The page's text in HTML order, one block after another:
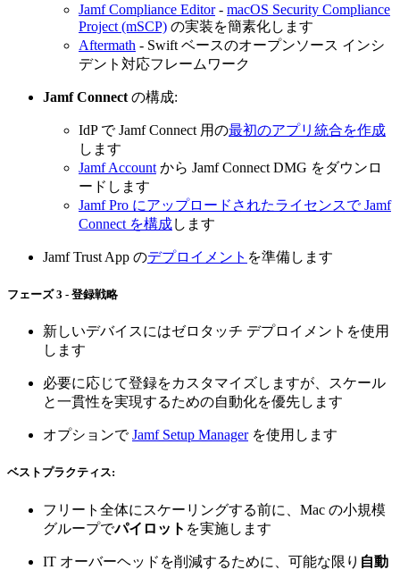
Jamf Compliance Editor- macOS Security Compliance
Project (mSCP) の実装を簡素化します
Aftermath - Swift ベースのオープンソース インシ
デント対応フレームワーク
Jamf Connect の構成:
IdP で Jamf Connect 用の最初のアプリ統合を作成
します
Jamf Account から Jamf Connect DMG をダウンロ
ードします
Jamf Pro にアップロードされたライセンスで Jamf
Connect を構成します
Jamf Trust App のデプロイメント を準備します
フェーズ 3 - 登録戦略
新しいデバイスにはゼロタッチ デプロイメントを使用
します
必要に応じて登録をカスタマイズしますが、スケール
と一貫性を実現するための自動化を優先します
オプションでJamf Setup Managerを使用します
ベストプラクティス:
フリート全体にスケーリングする前に、Mac の小規模
グループでパイロット を実施します
IT オーバーヘッドを削減するために、可能な限り 自動